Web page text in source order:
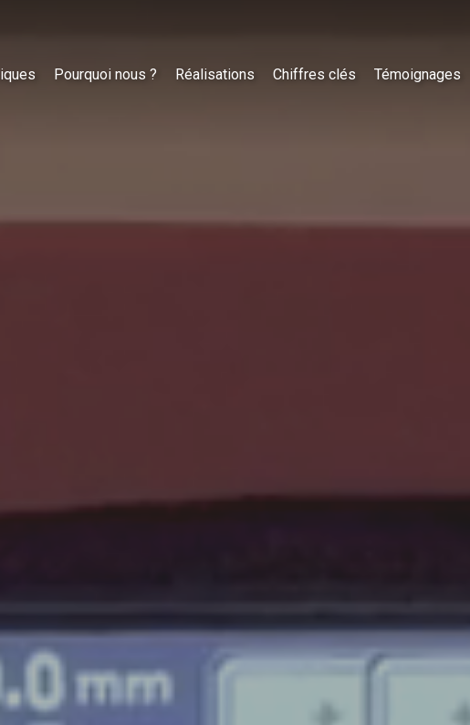
Pourquoi nous ? Réalisations Chiffres clés Témoignages